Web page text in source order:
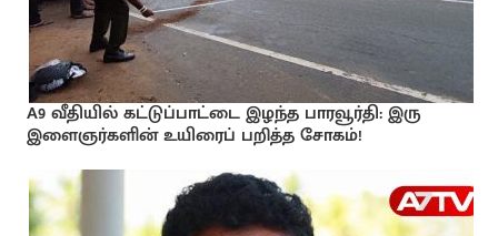
A9 வீதியில் கட்டுப்பாட்டை இழந்த பாரவூர்தி: இரு
இளைஞர்களின் உயிரைப் பறித்த சோகம்!